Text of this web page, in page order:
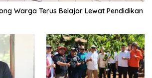
Warga Terus Belajar Lewat Pendidikan